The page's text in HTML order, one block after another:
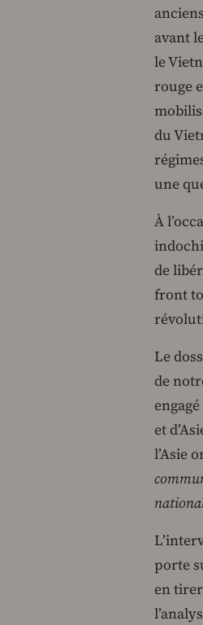
avant
le
rouge
du
une
À
de
front
Le
de
et
l’Asie
porte
en